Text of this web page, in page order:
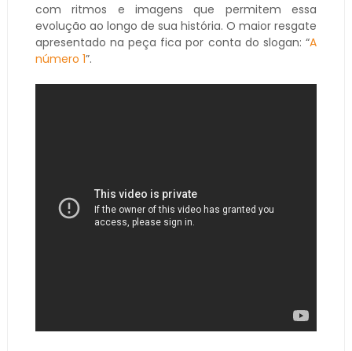
com ritmos e imagens que permitem essa
evolução ao longo de sua história. O maior resgate
apresentado na peça fica por conta do slogan: “A
número 1”.